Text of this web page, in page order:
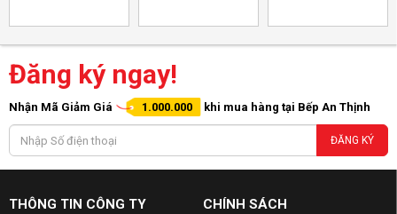
Đăng ký ngay!
Nhận Mã Giảm Giá 1.000.000 khi mua hàng tại Bếp An Thịnh
ĐĂNG KÝ
THÔNG TIN CÔNG TY CHÍNH SÁCH